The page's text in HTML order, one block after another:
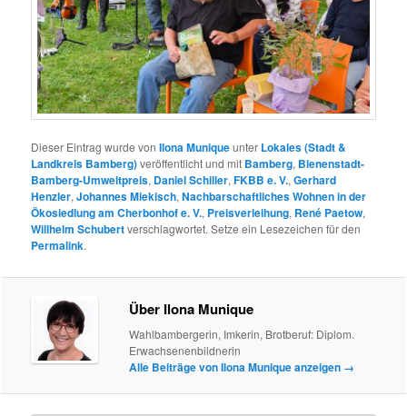
Dieser Eintrag wurde vonIlona Muniqueunter Lokales (Stadt &
Landkreis Bamberg)veröffentlicht und mit Bamberg, Bienenstadt-
Bamberg-Umweltpreis, Daniel Schiller,FKBB e. V.,Gerhard
Henzler,Johannes Miekisch,Nachbarschaftliches Wohnen in der
Ökosiedlung am Cherbonhof e. V., Preisverleihung, René Paetow,
Willhelm Schubertverschlagwortet. Setze ein Lesezeichen für den
Permalink.
Über Ilona Munique
Wahlbambergerin, Imkerin, Brotberuf: Diplom.
Erwachsenenbildnerin
Alle Beiträge von Ilona Munique anzeigen →